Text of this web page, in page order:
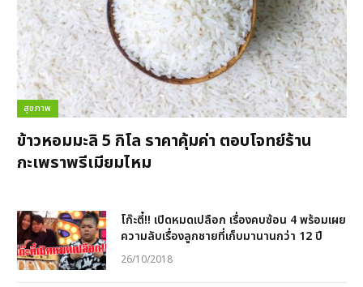
สุขภาพ
ข้าวหอมมะลิ 5 กิโล ราคาคุ้มค่า ตอบโจทย์ร้าน
กะเพราพรีเมียมไหม
โก๊ะตี๋!! เปิดหมดเปลือก เรื่องคบซ้อน 4 พร้อมเผย
ความลับเรื่องลูกชายที่เก็บมานานกว่า 12 ปี
26/10/2018